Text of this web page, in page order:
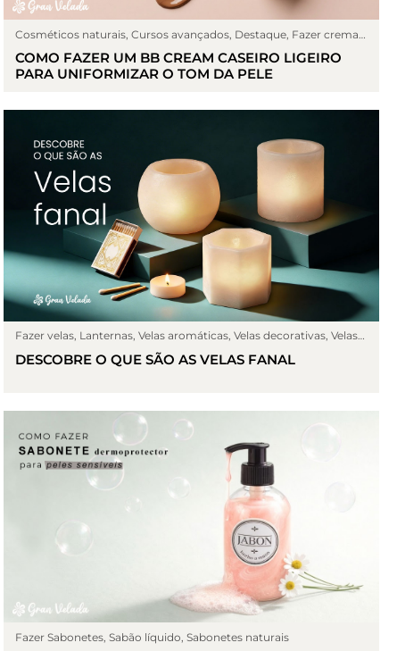
Cosméticos naturais ,Cursos avançados Destaque Fazer cremas,
Post
COMO FAZER UM BB CREAM CASEIRO LIGEIRO
PARA UNIFORMIZAR O TOM DA PELE
Fazer velas, Lanternas,Velas aromáticas,Velas decorativas,Velas
naturais
DESCOBRE O QUE SÃO AS VELAS FANAL
Fazer Sabonetes ,Sabão líquido ,Sabonetes naturais